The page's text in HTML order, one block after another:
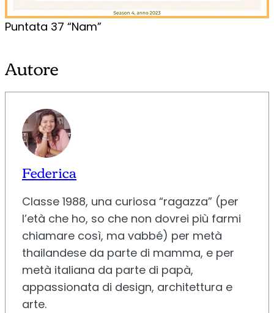
Puntata 37 “Nam”
Autore
Federica
Classe 1988, una curiosa “ragazza” (per
l’età che ho, so che non dovrei più farmi
chiamare così, ma vabbé) per metà
thailandese da parte di mamma, e per
metà italiana da parte di papà,
appassionata di design, architettura e
arte.